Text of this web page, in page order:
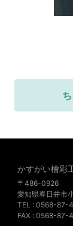
かすがい檜彩
〒486-0926
愛知県春日井市
TEL : 0568-87-
FAX : 0568-87-